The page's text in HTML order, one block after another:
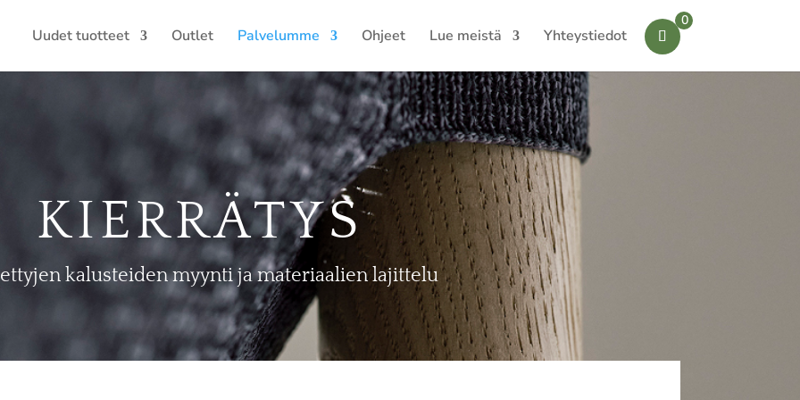
Uudet tuotteet Outlet Palvelumme Ohjeet Lue meistä Yhteystiedot
0
KIERRÄTYS
kalusteiden myynti ja materiaalien lajittelu